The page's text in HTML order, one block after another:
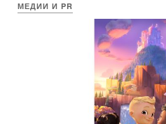
МЕДИИ И PR